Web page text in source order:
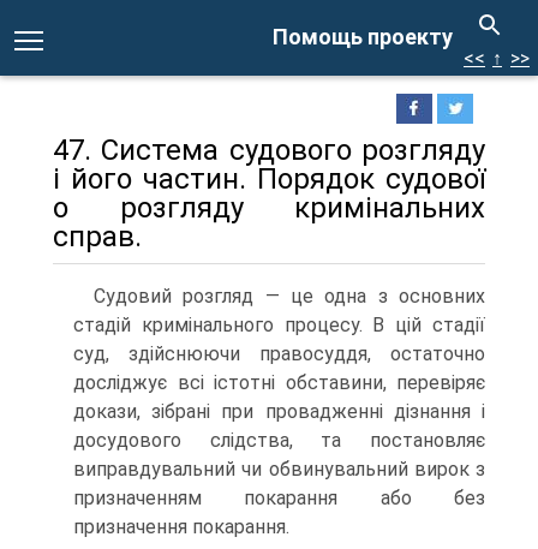
Помощь проекту
<< ↑ >>
47. Система судового розгляду
і його частин. Порядок судової
о розгляду кримінальних
справ.
Судовий розгляд — це одна з основних
стадій кримінального процесу. В цій стадії
суд, здійснюючи правосуддя, остаточно
досліджує всі істотні обставини, перевіряє
докази, зібрані при провадженні дізнання і
досудового слідства, та постановляє
виправдувальний чи обвинувальний вирок з
призначенням покарання або без
призначення покарання.